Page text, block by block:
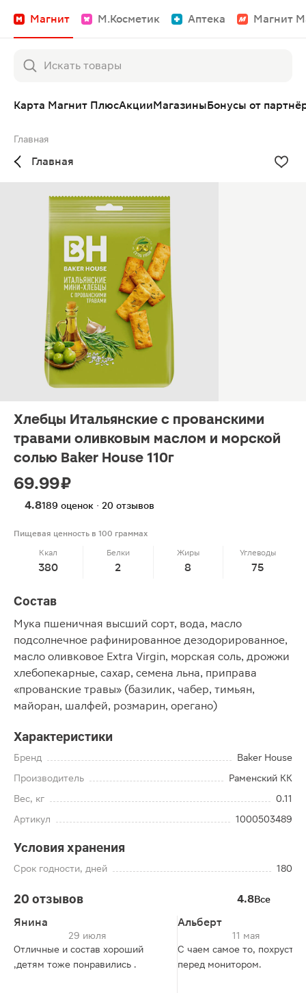
Магнит М.Косметик Аптека Магнит
Карта Магнит ПлюсАкцииМагазиныБонусы от
Главная
Главная
Хлебцы Итальянские с прованскими
травами оливковым маслом и морской
солью Baker House 110г
69.99 ₽
4.8189 оценок · 20 отзывов
Пищевая ценность в 100 граммах
Ккал
380
Белки
2
Жиры
8
Углеводы
75
Состав
Мука пшеничная высший сорт, вода, масло
подсолнечное рафинированное дезодорированное,
масло оливковое Extra Virgin, морская соль, дрожжи
хлебопекарные, сахар, семена льна, приправа
«прованские травы» (базилик, чабер, тимьян,
майоран, шалфей, розмарин, орегано)
Характеристики
Бренд
Baker House
Производитель
Раменский КК
Вес, кг
0.11
Артикул
1000503489
Условия хранения
Срок годности, дней 180
20 отзывов 4.8Все
Янина
29 июля
Отличные и состав хороший
,детям тоже понравились .
Альберт
11 мая
С чаем самое то,
перед монитором.